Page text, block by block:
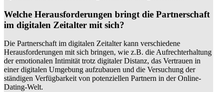
Welche Herausforderungen bringt die Partnerschaft
im digitalen Zeitalter mit sich?
Die Partnerschaft im digitalen Zeitalter kann verschiedene
Herausforderungen mit sich bringen, wie z.B. die Aufrechterhaltung
der emotionalen Intimität trotz digitaler Distanz, das Vertrauen in
einer digitalen Umgebung aufzubauen und die Versuchung der
ständigen Verfügbarkeit von potenziellen Partnern in der Online-
Dating-Welt.